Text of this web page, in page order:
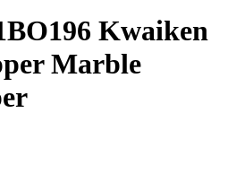
Kwaiken
Marble